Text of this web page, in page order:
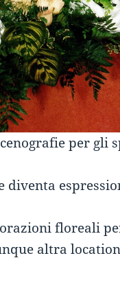
per gli
diventa
floreali
altra